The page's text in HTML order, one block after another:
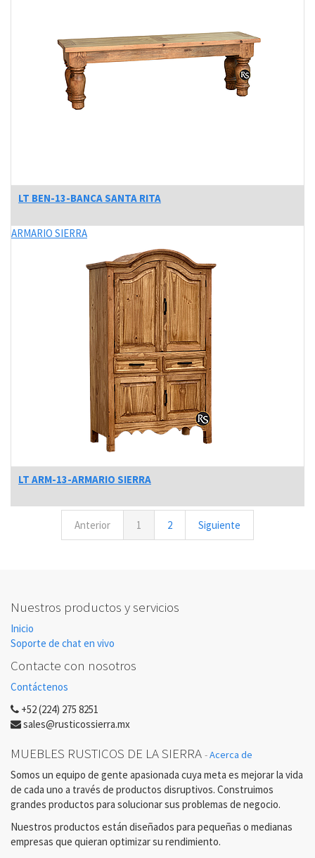
LT BEN-13-BANCA SANTA RITA
ARMARIO SIERRA
LT ARM-13-ARMARIO SIERRA
Anterior 1 2 Siguiente
Nuestros productos y servicios
Inicio
Soporte de chat en vivo
Contacte con nosotros
Contáctenos
+52 (224) 275 8251
sales@rusticossierra.mx
MUEBLES RUSTICOS DE LA SIERRA -Acerca de
Somos un equipo de gente apasionada cuya meta es mejorar la vida
de cada uno a través de productos disruptivos. Construimos
grandes productos para solucionar sus problemas de negocio.
Nuestros productos están diseñados para pequeñas o medianas
empresas que quieran optimizar su rendimiento.